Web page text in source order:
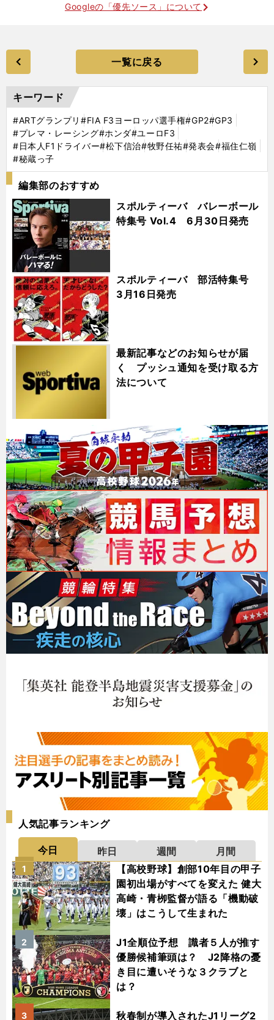
Googleの「優先ソース」について
一覧に戻る
キーワード
#ARTグランプリ#FIA F3ヨーロッパ選手権#GP2#GP3
#プレマ・レーシング#ホンダ#ユーロF3
#日本人F1ドライバー#松下信治#牧野任祐#発表会#福住仁嶺
#秘蔵っ子
編集部のおすすめ
スポルティーバ バレーボール
特集号 Vol.4 6月30日発売
スポルティーバ 部活特集号
3月16日発売
最新記事などのお知らせが届
く プッシュ通知を受け取る方
法について
人気記事ランキング
今日 昨日 週間
月間
【高校野球】創部10年目の甲子
園初出場がすべてを変えた 健大
高崎・青栁監督が語る「機動破
壊」はこうして生まれた
1
J1全順位予想 識者５人が推す
優勝候補筆頭は？ J2降格の憂
き目に遭いそうな３クラブと
は？
2
秋春制が導入されたJ1リーグ2
3